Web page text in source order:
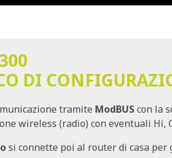
DI
tramite ModBUScon la
wireless (radio) con eventuali
si connette poi al router di casa per